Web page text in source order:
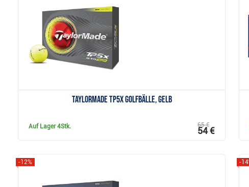
TaylorMade TP5x Golfbälle, gelb
Auf Lager4Stk. 65 €
54 €
Anzeigen
-12%
Anzeigen
-